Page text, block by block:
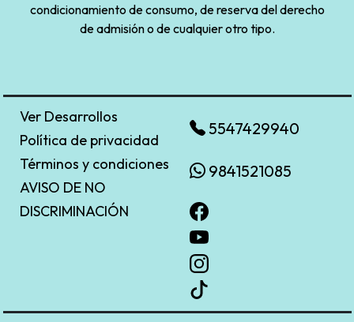
condicionamiento de consumo, de reserva del derecho
de admisión o de cualquier otro tipo.
Ver Desarrollos
Política de privacidad
Términos y condiciones
AVISO DE NO
DISCRIMINACIÓN
5547429940
9841521085